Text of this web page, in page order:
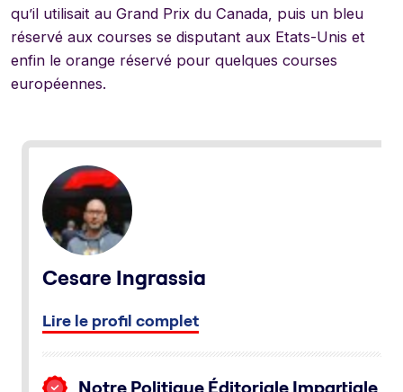
qu’il utilisait au Grand Prix du Canada, puis un bleu
réservé aux courses se disputant aux Etats-Unis et
enfin le orange réservé pour quelques courses
européennes.
Cesare Ingrassia
Lire le profil complet
Notre Politique Éditoriale Impartiale